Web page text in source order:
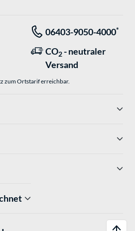
06403-9050-4000*
CO2 - neutraler
Versand
zum Ortstarif erreichbar.